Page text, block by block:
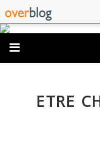
ETRE